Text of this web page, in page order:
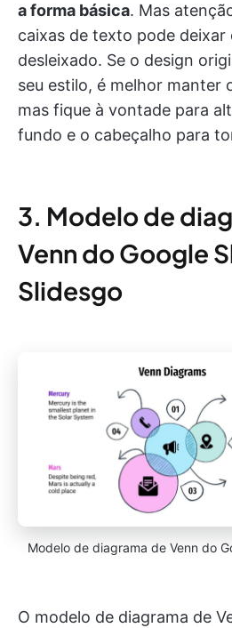
a forma básica. Mas
caixas de texto pode deixar
desleixado. Se o design
seu estilo, é melhor manter
mas fique à vontade para
fundo e o cabeçalho para
3. Modelo de
Venn do Google
Slidesgo
Modelo de diagrama de Venn do
O modelo de diagrama de